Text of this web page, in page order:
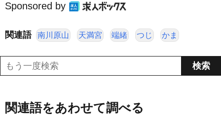
Sponsored by
関連語 南川原山 天満宮 端緒 つじ かま
関連語をあわせて調べる